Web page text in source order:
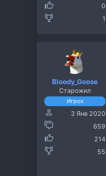
0
1
Bloody_Goose
Старожил
Игрок
3 Янв 2020
659
214
55